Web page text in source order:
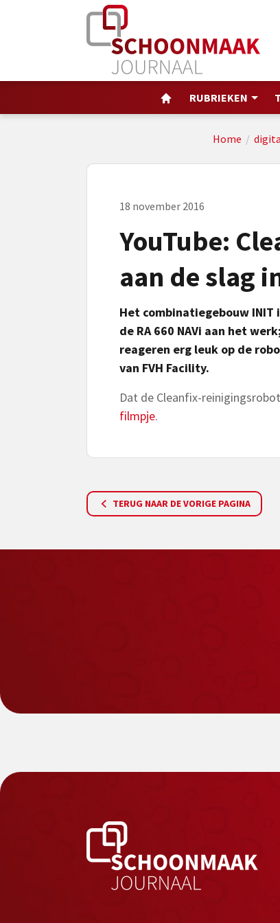
RUBRIEKEN
Home /
18 november 2016
YouTube:
aan de slag
Het combinatiegebouw
de RA 660 NAVi aan het
reageren erg leuk op de
van FVH Facility.
Dat de Cleanfix-
filmpje.
TERUG NAAR DE VORIGE PAGINA